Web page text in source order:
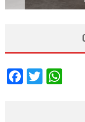
Facebook
Twitter